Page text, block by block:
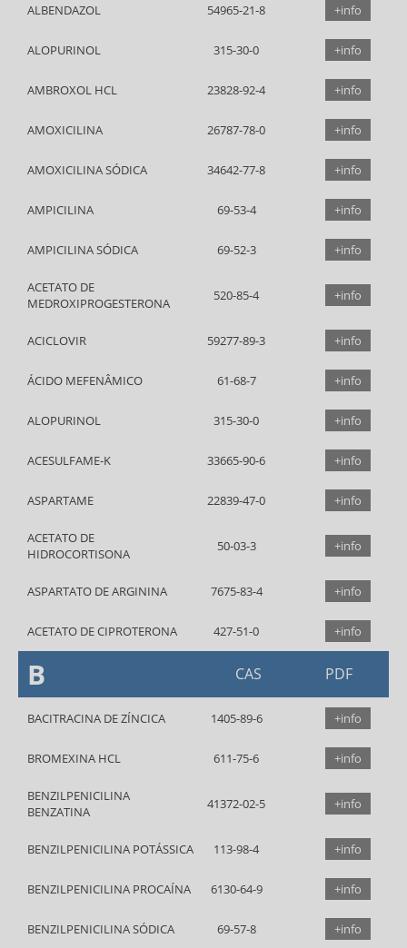
ALBENDAZOL 54965-21-8 +info
ALOPURINOL 315-30-0 +info
AMBROXOL HCL 23828-92-4 +info
AMOXICILINA 26787-78-0 +info
AMOXICILINA SÓDICA 34642-77-8 +info
AMPICILINA 69-53-4 +info
AMPICILINA SÓDICA 69-52-3 +info
ACETATO DE
MEDROXIPROGESTERONA
520-85-4 +info
ACICLOVIR 59277-89-3 +info
ÁCIDO MEFENÂMICO 61-68-7 +info
ALOPURINOL 315-30-0 +info
ACESULFAME-K 33665-90-6 +info
ASPARTAME 22839-47-0 +info
ACETATO DE
HIDROCORTISONA
50-03-3 +info
ASPARTATO DE ARGININA 7675-83-4 +info
ACETATO DE CIPROTERONA 427-51-0 +info
B CAS PDF
BACITRACINA DE ZÍNCICA 1405-89-6 +info
BROMEXINA HCL 611-75-6 +info
BENZILPENICILINA
BENZATINA
41372-02-5 +info
BENZILPENICILINA POTÁSSICA 113-98-4 +info
BENZILPENICILINA PROCAÍNA 6130-64-9 +info
BENZILPENICILINA SÓDICA 69-57-8 +info